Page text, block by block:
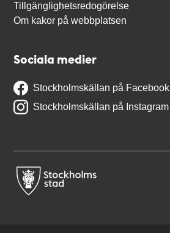
Tillgänglighetsredogörelse
Om kakor på webbplatsen
Sociala medier
Stockholmskällan på Facebook
Stockholmskällan på Instagram